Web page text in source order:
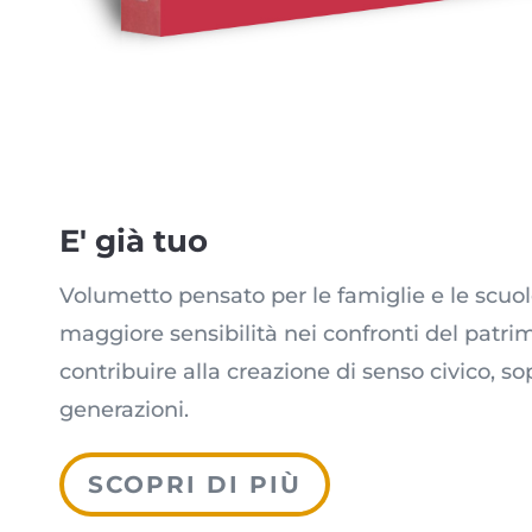
E' già tuo
Volumetto pensato per le famiglie e le
maggiore sensibilità nei confronti del
contribuire alla creazione di senso civico,
generazioni.
SCOPRI DI PIÙ